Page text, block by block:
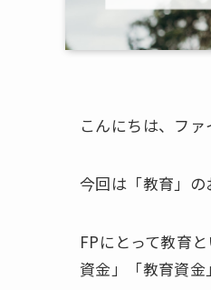
こんにちは、ファ
今回は「教育」の
FPにとって教育
資金」「教育資金